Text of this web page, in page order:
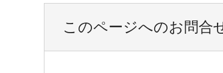
このページへのお問合